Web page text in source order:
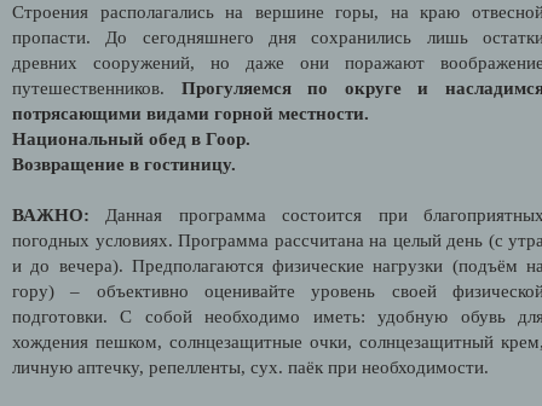
Строения располагались на вершине горы, на краю
пропасти. До сегодняшнего дня сохранились лишь
древних сооружений, но даже они поражают
путешественников. Прогуляемся по округе и
потрясающими видами горной местности.
Национальный обед в Гоор.
Возвращение в гостиницу.
ВАЖНО: Данная программа состоится при
погодных условиях. Программа рассчитана на целый день (с
и до вечера). Предполагаются физические нагрузки (подъём
гору) – объективно оценивайте уровень своей
подготовки. С собой необходимо иметь: удобную обувь
хождения пешком, солнцезащитные очки, солнцезащитный
личную аптечку, репелленты, сух. паёк при необходимости.